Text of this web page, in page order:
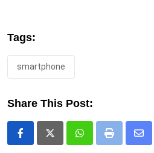
Tags:
smartphone
Share This Post:
WhatsappPrint